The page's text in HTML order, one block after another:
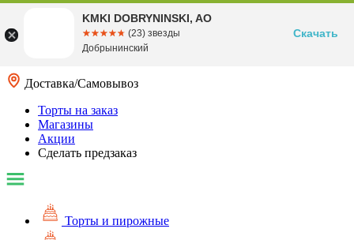
Доставка/Самовывоз
Торты на заказ
Магазины
Акции
Сделать предзаказ
Торты и пирожные
KMKI DOBRYNINSKI, AO
☆☆☆☆☆
★★★★★ (23) звезды
Добрынинский
Скачать